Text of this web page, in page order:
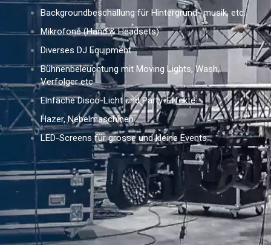
Backgroundbeschallung für Hintergrund- musik, etc.
Mikrofone (Hand & Headsets)
Diverses DJ Equipment
Bühnenbeleuchtung mit Moving Lights, Wash,
Verfolger etc.
Einfache Disco-Licht und Party-Effekte
Hazer, Nebelmaschinen
LED-Screens für grosse und kleine Events